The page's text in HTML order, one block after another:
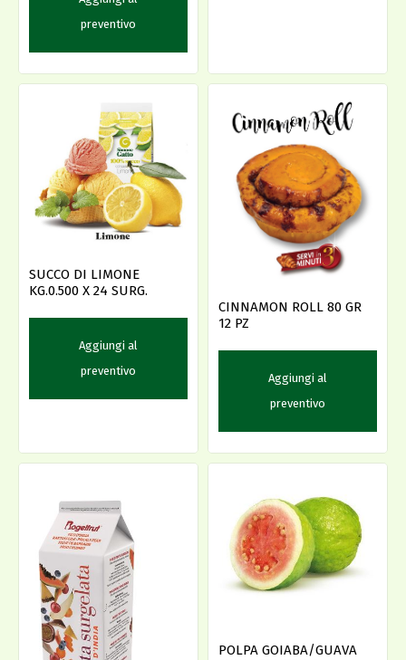
preventivo
SUCCO DI LIMONE
KG.0.500 X 24 SURG.
Aggiungi al
preventivo
CINNAMON ROLL 80 GR
12 PZ
Aggiungi al
preventivo
POLPA GOIABA/GUAVA